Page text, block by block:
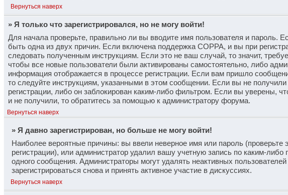
Вернуться наверх
» Я только что зарегистрировался, но не могу войти!
Для начала проверьте, правильно ли вы вводите имя пользователя и пароль.
быть одна из двух причин. Если включена поддержка COPPA, и вы при
следовать полученным инструкциям. Если это не ваш случай, то значит,
чтобы все новые пользователи были активированы самостоятельно, либо
информация отображается в процессе регистрации. Если вам пришло
то следуйте инструкциям, указанными в этом сообщении. Если вы не
регистрации, либо он заблокирован каким-либо фильтром. Если вы уверены,
и не получили, то обратитесь за помощью к администратору форума.
Вернуться наверх
» Я давно зарегистрирован, но больше не могу войти!
Наиболее вероятные причины: вы ввели неверное имя или пароль
регистрации), или администратор удалил вашу учетную запись по каким-
одного сообщения. Администраторы могут удалять неактивных
зарегистрироваться снова и принять активное участие в дискуссиях.
Вернуться наверх